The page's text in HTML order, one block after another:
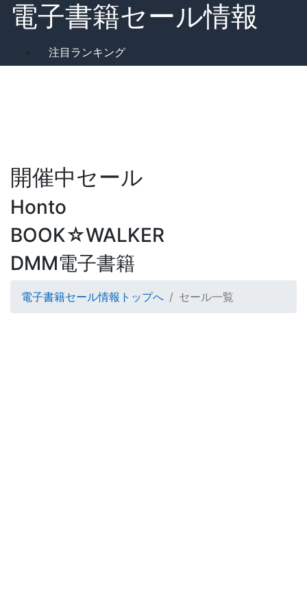
電子書籍セール情報
注目ランキング
開催中セール
Honto
BOOK☆WALKER
DMM電子書籍
電子書籍セール情報トップへ セール一覧